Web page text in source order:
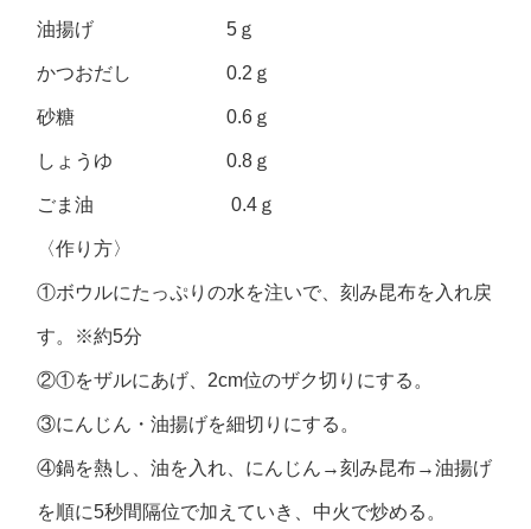
油揚げ 5ｇ
かつおだし 0.2ｇ
砂糖 0.6ｇ
しょうゆ 0.8ｇ
ごま油 0.4ｇ
〈作り方〉
①ボウルにたっぷりの水を注いで、刻み昆布を入れ戻
す。※約5分
②①をザルにあげ、2cm位のザク切りにする。
③にんじん・油揚げを細切りにする。
④鍋を熱し、油を入れ、にんじん→刻み昆布→油揚げ
を順に5秒間隔位で加えていき、中火で炒める。